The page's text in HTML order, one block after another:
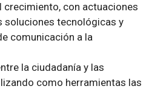
crecimiento, con actuaciones
soluciones tecnológicas y
comunicación a la
la ciudadanía y las
como herramientas las